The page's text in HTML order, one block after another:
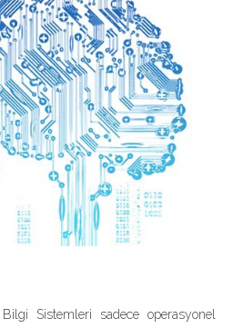
Sistemleri sadece operasyonel